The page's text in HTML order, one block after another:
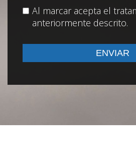
Al marcar acepta el
anteriormente descrito.